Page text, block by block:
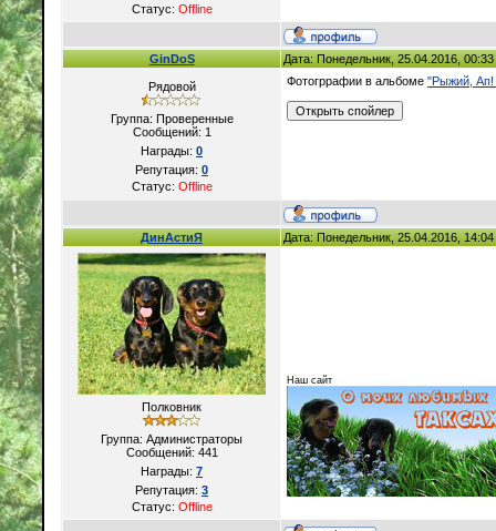
Статус: Offline
GinDoS Дата: Понедельник, 25.04.2016,
Рядовой
Группа: Проверенные
Сообщений: 1
Награды: 0
Репутация: 0
Статус: Offline
Фотогррафии в альбоме "Рыжий, Ап!
ДинАстиЯ Дата: Понедельник, 25.04.2016,
Полковник
Группа: Администраторы
Сообщений: 441
Награды: 7
Репутация: 3
Статус: Offline
Наш сайт